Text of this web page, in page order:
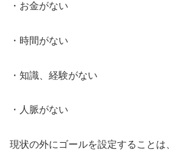
・お金がない
・時間がない
・知識、経験がない
・人脈がない
現状の外にゴールを設定することは